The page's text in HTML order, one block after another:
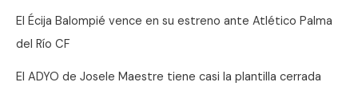
Ayamonte
El Écija Balompié vence en su estreno ante Atlético Palma
del Río CF
El ADYO de Josele Maestre tiene casi la plantilla cerrada